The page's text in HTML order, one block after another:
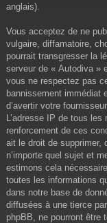
anglais).
Vous acceptez de ne
vulgaire, diffamatoire,
pourrait transgresser la
serveur de « Autodiva »
vous ne respectez pas
bannissement immédiat
d’avertir votre
L’adresse IP de tous les
renforcement de ces
ait le droit de supprimer,
n’importe quel sujet et
estimons cela
toutes les informations
dans notre base de
diffusées à une tierce
phpBB, ne pourront être